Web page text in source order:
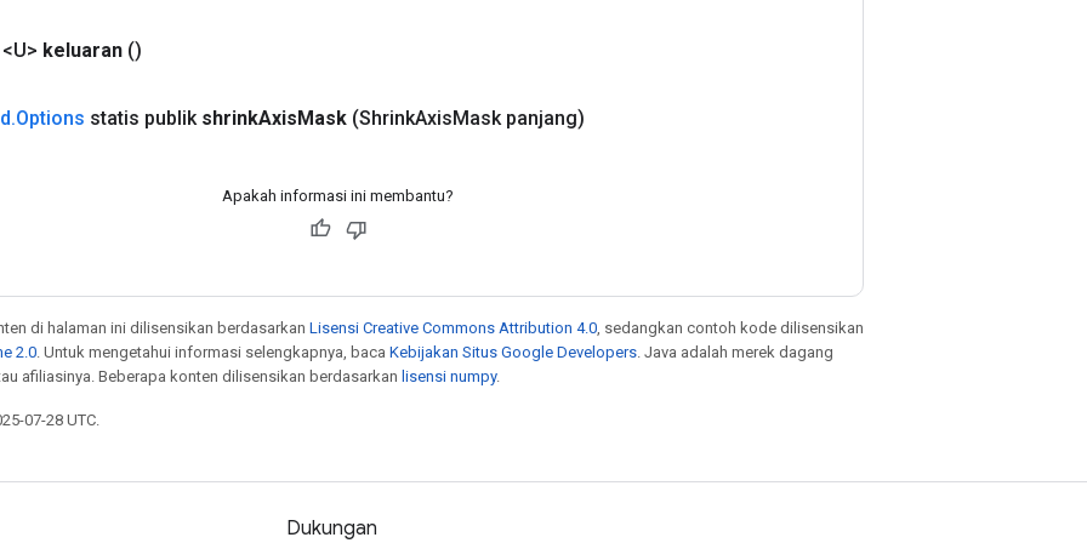
keluaran ()
.Options statis publik shrinkAxisMask (ShrinkAxisMask panjang)
Apakah informasi ini membantu?
di halaman ini dilisensikan berdasarkan Lisensi Creative Commons Attribution 4.0 , sedangkan contoh kode dilisensikan
2.0 . Untuk mengetahui informasi selengkapnya, baca Kebijakan Situs Google Developers . Java adalah merek dagang
afiliasinya. Beberapa konten dilisensikan berdasarkan lisensi numpy.
07-28 UTC.
Dukungan